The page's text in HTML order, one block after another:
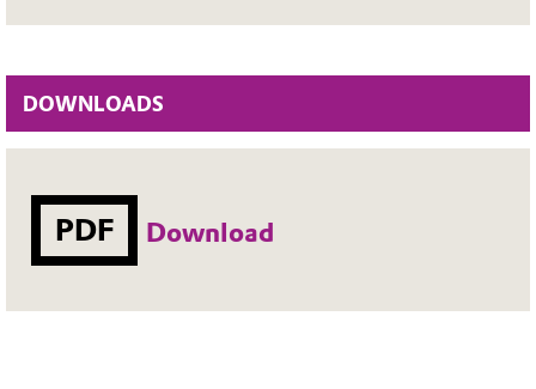
DOWNLOADS
PDF Download